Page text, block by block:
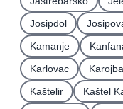
Josipdol
Kamanje
Karlovac
Karojba
Kaštelir
Kaštel